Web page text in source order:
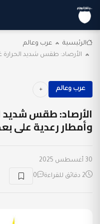
الرئيسية
عرب وعالم
الأرصاد: طقس شديد الحرارة
عرب وعالم
الأرصاد: طقس شديد
وأمطار رعدية على
30 أغسطس 2025
2 دقائق للقراءة 0